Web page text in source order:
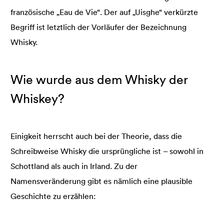
französische „Eau de Vie“. Der auf „Uisghe“ verkürzte
Begriff ist letztlich der Vorläufer der Bezeichnung
Whisky.
Wie wurde aus dem Whisky der
Whiskey?
Einigkeit herrscht auch bei der Theorie, dass die
Schreibweise Whisky die ursprüngliche ist – sowohl in
Schottland als auch in Irland. Zu der
Namensveränderung gibt es nämlich eine plausible
Geschichte zu erzählen: